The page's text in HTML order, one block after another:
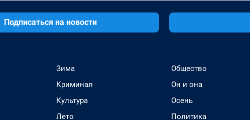
Подписаться на новости
Зима
Криминал
Культура
Лето
Общество
Он и она
Осень
Политика